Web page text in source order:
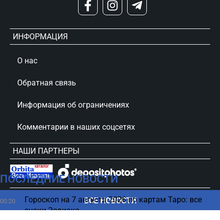
ПОСЛЕДНИЕ НОВОСТИ
00:20
Гороскоп на 7 августа 2026 по картам Таро: все
знаки Зодиака
ВСЕ НОВОСТИ
ИНФОРМАЦИЯ
О нас
Обратная связь
Информация об ограничениях
Комментарии в наших соцсетях
НАШИ ПАРТНЕРЫ
сursorinfo.co.il © Все права защищены